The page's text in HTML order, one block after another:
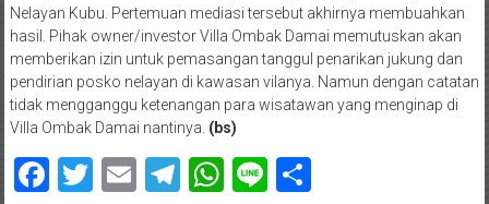
Nelayan Kubu. Pertemuan mediasi tersebut akhirnya membuahkan
hasil. Pihak owner/investor Villa Ombak Damai memutuskan akan
memberikan izin untuk pemasangan tanggul penarikan jukung dan
pendirian posko nelayan di kawasan vilanya. Namun dengan catatan
tidak mengganggu ketenangan para wisatawan yang menginap di
Villa Ombak Damai nantinya. (bs)
Facebook
Twitter
EmailTelegram
WhatsApp
LineShare